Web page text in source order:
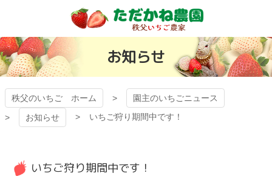
ン
ツ
本
ス
キ
秩父のいちご
有機ゴミから日
本一いちごを目
指す「ただかね
お知らせ
秩父のいちご ホーム
園主のいちごニュース
お知らせ
いちご狩り期間中です！
いちご狩り期間中です！